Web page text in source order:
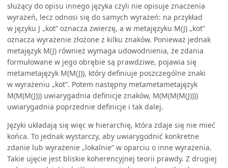
służący do opisu innego języka czyli nie opisuje znaczenia
wyrażeń, lecz odnosi się do samych wyrażeń: na przykład
w języku J „kot” oznacza zwierzę, a w metajęzyku M(J) „kot”
oznacza wyrażenie złożone z kilku znaków. Ponieważ jednak
metajęzyk M(J) również wymaga udowodnienia, że zdania
formułowane w jego obrębie są prawdziwe, pojawia się
metametajęzyk M(M(J)), który definiuje poszczególne znaki
w wyrażeniu „kot”. Potem następny metametametajęzyk
M(M(M(J))) uwiarygadnia definicje znaków, M(M(M(M(J))))
uwiarygadnia poprzednie definicje i tak dalej.
Języki układają się więc w hierarchię, która zdaje się nie mieć
końca. To jednak wystarczy, aby uwiarygodnić konkretne
zdanie lub wyrażenie „lokalnie” w oparciu o inne wyrażenia.
Takie ujęcie jest bliskie koherencyjnej teorii prawdy. Z drugiej